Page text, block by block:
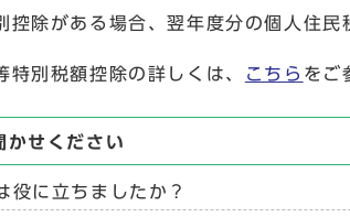
控除がある場合、翌年度分の個人住民
特別税額控除の詳しくは、 こちら をご
かせください
役に立ちましたか？